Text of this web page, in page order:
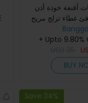
أقنعة خوذة أذن
غطاء تزلج مريح
سخان رأس التزلج
كرتونية لطيفة
+ Upto 9.80%
BUY
Save 34%